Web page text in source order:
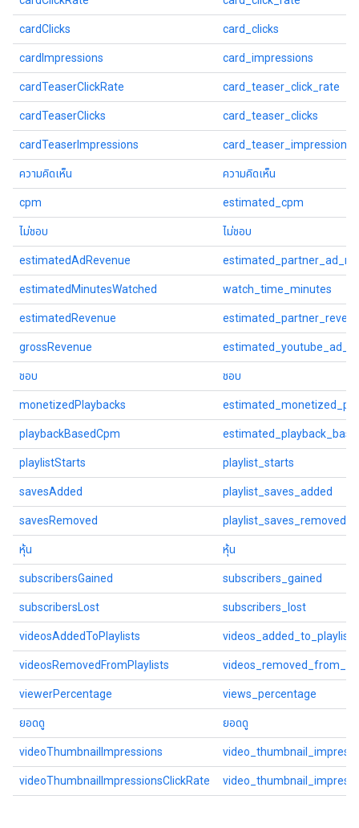
cardClicks card_clicks
cardImpressions card_impressions
cardTeaserClickRate card_teaser_click_rate
cardTeaserClicks card_teaser_clicks
cardTeaserImpressions card_teaser_impressions
ความคิดเห็น ความคิดเห็น
cpm estimated_cpm
ไม่ชอบ ไม่ชอบ
estimatedAdRevenue
estimatedMinutesWatched watch_time_minutes
estimatedRevenue
grossRevenue
ชอบ ชอบ
monetizedPlaybacks
playbackBasedCpm
playlistStarts playlist_starts
savesAdded playlist_saves_added
savesRemoved playlist_saves_removed
หุ้น หุ้น
subscribersGained subscribers_gained
subscribersLost subscribers_lost
videosAddedToPlaylists videos_added_to_playlists
videosRemovedFromPlaylists
viewerPercentage views_percentage
ยอดดู ยอดดู
videoThumbnailImpressions
videoThumbnailImpressionsClickRate